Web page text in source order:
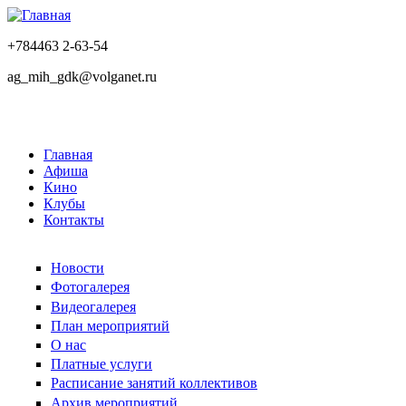
+784463 2-63-54
ag_mih_gdk@volganet.ru
Главная
Афиша
Кино
Клубы
Контакты
Новости
Фотогалерея
Видеогалерея
План мероприятий
О нас
Платные услуги
Расписание занятий коллективов
Архив мероприятий